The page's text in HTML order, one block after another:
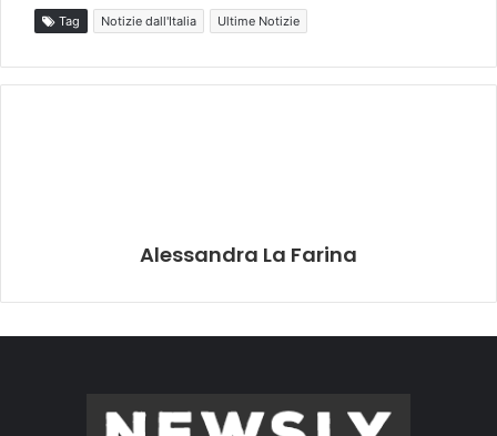
Tag Notizie dall'Italia Ultime Notizie
Alessandra La Farina